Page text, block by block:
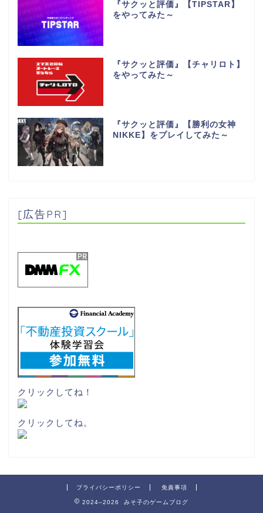
『サクッと評価』【TIPSTAR】
をやってみた～
『サクッと評価』【チャリロト】
をやってみた～
『サクッと評価』【勝利の女神
NIKKE】をプレイしてみた～
[広告PR]
クリックしてね！
クリックしてね。
プライバシーポリシー 免責事項
2024–2026 みそ子のゲームブログ